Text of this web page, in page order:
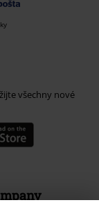
všechny nové